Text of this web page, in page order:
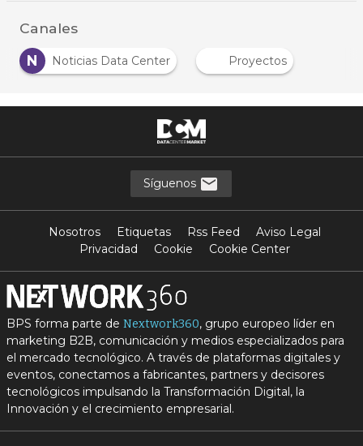
Canales
N
Noticias Data Center Proyectos
Síguenos
Nosotros Etiquetas Rss Feed
Aviso Legal
Privacidad
Cookie Cookie Center
BPS forma parte de Nextwork360, grupo europeo líder en
marketing B2B, comunicación y medios especializados para
el mercado tecnológico. A través de plataformas digitales y
eventos, conectamos a fabricantes, partners y decisores
tecnológicos impulsando la Transformación Digital, la
Innovación y el crecimiento empresarial.